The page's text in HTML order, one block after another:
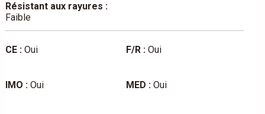
Résistant aux rayures :
Faible
CE :Oui F/R : Oui
IMO :Oui MED : Oui